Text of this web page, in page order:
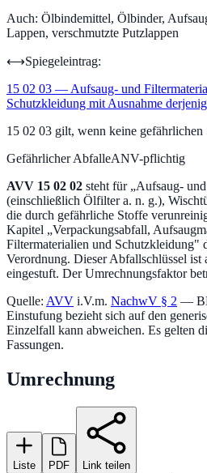
Auch: Ölbindemittel, Ölbinder,
Lappen, verschmutzte Putzlappen
⟷Spiegeleintrag:
15 02 03 — Aufsaug- und
Schutzkleidung mit Ausnahme
15 02 03 gilt, wenn keine gefährlichen
Gefährlicher AbfalleANV-pflichtig
AVV 15 02 02 steht für „Aufsaug-
(einschließlich Ölfilter a. n. g.),
die durch gefährliche Stoffe
Kapitel „Verpackungsabfall,
Filtermaterialien und Schutzkleidung"
Verordnung. Dieser Abfallschlüssel ist
eingestuft. Der Umrechnungsfaktor
Quelle: AVV i.V.m. NachwV § 2 —
Einstufung bezieht sich auf den
Einzelfall kann abweichen. Es gelten
Fassungen.
Umrechnung
Liste PDF Link teilen